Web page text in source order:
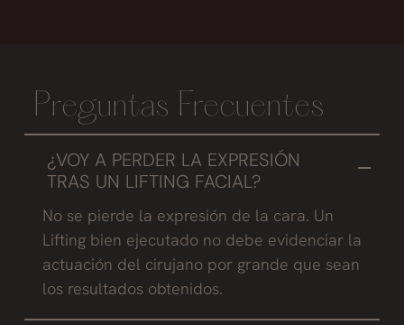
Preguntas Frecuentes
¿VOY A PERDER LA EXPRESIÓN
TRAS UN LIFTING FACIAL?
No se pierde la expresión de la cara. Un
Lifting bien ejecutado no debe evidenciar la
actuación del cirujano por grande que sean
los resultados obtenidos.